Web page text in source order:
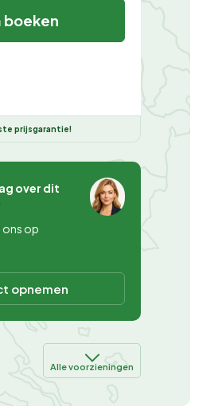
boeken
prijsgarantie!
over dit
op
opnemen
Alle voorzieningen